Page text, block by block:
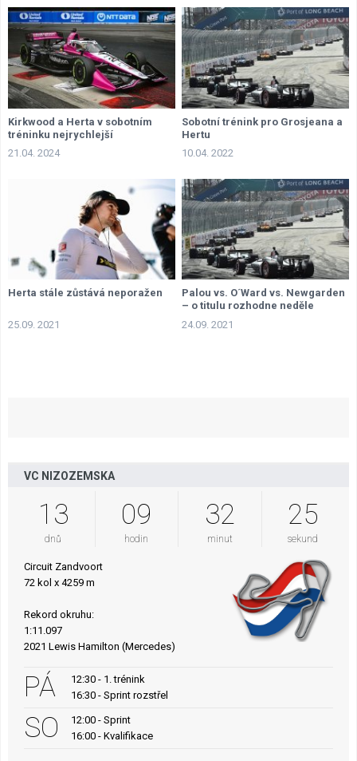
Kirkwood a Herta v sobotním
tréninku nejrychlejší
21.04. 2024
Sobotní trénink pro Grosjeana a
Hertu
10.04. 2022
Herta stále zůstává neporažen
25.09. 2021
Palou vs. O´Ward vs. Newgarden
– o titulu rozhodne neděle
24.09. 2021
VC NIZOZEMSKA
13
dnů
09
hodin
32
minut
24
sekund
Circuit Zandvoort
72 kol x 4259 m
Rekord okruhu:
1:11.097
2021 Lewis Hamilton (Mercedes)
PÁ
12:30 - 1. trénink
16:30 - Sprint rozstřel
SO
12:00 - Sprint
16:00 - Kvalifikace